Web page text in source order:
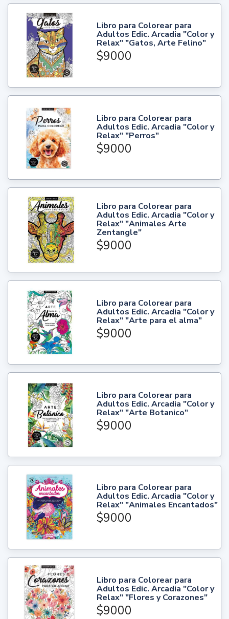
Libro para Colorear para
Adultos Edic. Arcadia "Color y
Relax" "Gatos, Arte Felino"
$9000
Libro para Colorear para
Adultos Edic. Arcadia "Color y
Relax" "Perros"
$9000
Libro para Colorear para
Adultos Edic. Arcadia "Color y
Relax" "Animales Arte
Zentangle"
$9000
Libro para Colorear para
Adultos Edic. Arcadia "Color y
Relax" "Arte para el alma"
$9000
Libro para Colorear para
Adultos Edic. Arcadia "Color y
Relax" "Arte Botanico"
$9000
Libro para Colorear para
Adultos Edic. Arcadia "Color y
Relax" "Animales Encantados"
$9000
Libro para Colorear para
Adultos Edic. Arcadia "Color y
Relax" "Flores y Corazones"
$9000